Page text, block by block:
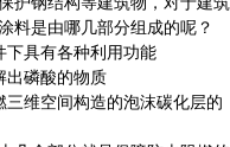
料是由哪几部分组成的呢？
下具有各种利用功能
出磷酸的物质
维空间构造的泡沫碳化层的